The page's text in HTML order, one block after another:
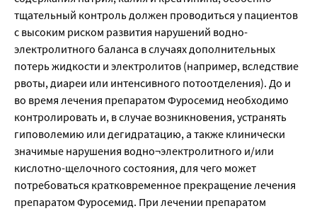
тщательный контроль должен проводиться у пациентов
с высоким риском развития нарушений водно-
электролитного баланса в случаях дополнительных
потерь жидкости и электролитов (например, вследствие
рвоты, диареи или интенсивного потоотделения). До и
во время лечения препаратом Фуросемид необходимо
контролировать и, в случае возникновения, устранять
гиповолемию или дегидратацию, а также клинически
значимые нарушения водно¬электролитного и/или
кислотно-щелочного состояния, для чего может
потребоваться кратковременное прекращение лечения
препаратом Фуросемид. При лечении препаратом